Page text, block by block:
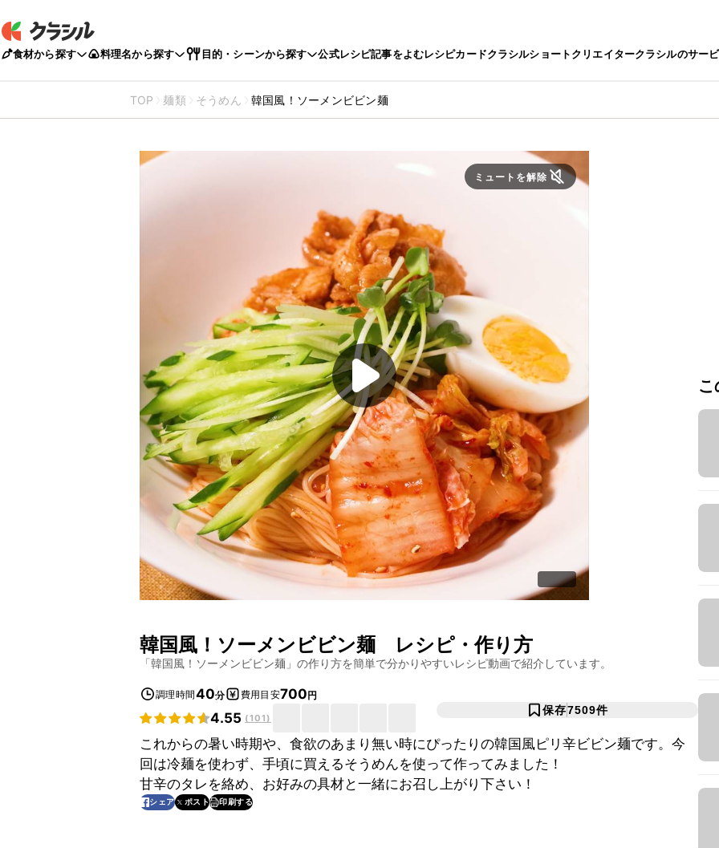
食材から探す 料理名から探す 目的・シーンから探す 公式レシピ記事をよむレシピカードクラシルショートクリエイタークラシルのサー
TOP 麺類 そうめん 韓国風！ソーメンビビン麺
ミュートを解除
韓国風！ソーメンビビン麺 レシピ・作り方
「韓国風！ソーメンビビン麺 」の作り方を簡単で分かりやすいレシピ動画で紹介しています。
調理時間40分 費用目安700円
4.55 (101)
保存7509件
これからの暑い時期や、食欲のあまり無い時にぴったりの韓国風ピリ辛ビビン麺です。今
回は冷麺を使わず、手頃に買えるそうめんを使って作ってみました！
甘辛のタレを絡め、お好みの具材と一緒にお召し上がり下さい！
シェア ポスト 印刷する